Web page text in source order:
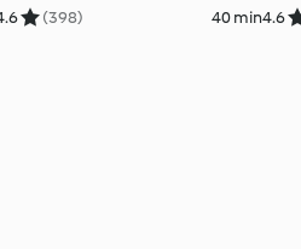
(398) 40 min4.6